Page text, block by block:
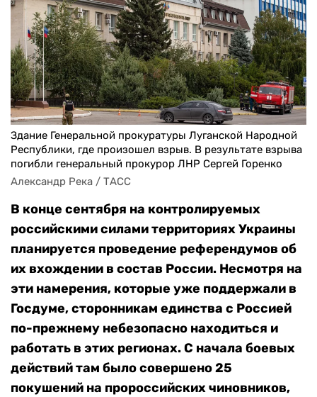
Здание Генеральной прокуратуры Луганской Народной
Республики, где произошел взрыв. В результате взрыва
погибли генеральный прокурор ЛНР Сергей Горенко
Александр Река / ТАСС
В конце сентября на контролируемых
российскими силами территориях Украины
планируется проведение референдумов об
их вхождении в состав России. Несмотря на
эти намерения, которые уже поддержали в
Госдуме, сторонникам единства с Россией
по-прежнему небезопасно находиться и
работать в этих регионах. С начала боевых
действий там было совершено 25
покушений на пророссийских чиновников,